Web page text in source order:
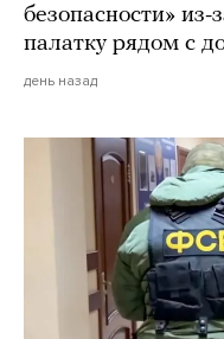
безопасности» из-
палатку рядом с
день назад